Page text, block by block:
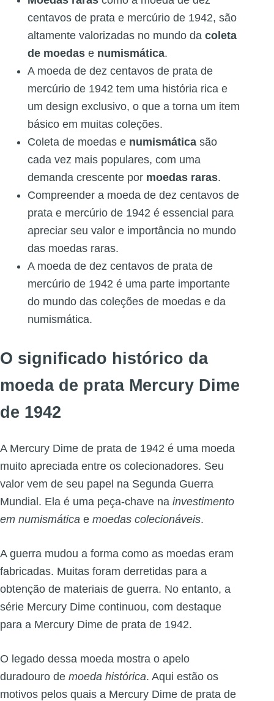
centavos de prata e mercúrio de 1942, são
altamente valorizadas no mundo da coleta
de moedas e numismática.
A moeda de dez centavos de prata de
mercúrio de 1942 tem uma história rica e
um design exclusivo, o que a torna um item
básico em muitas coleções.
Coleta de moedas e numismática são
cada vez mais populares, com uma
demanda crescente por moedas raras.
Compreender a moeda de dez centavos de
prata e mercúrio de 1942 é essencial para
apreciar seu valor e importância no mundo
das moedas raras.
A moeda de dez centavos de prata de
mercúrio de 1942 é uma parte importante
do mundo das coleções de moedas e da
numismática.
O significado histórico da
moeda de prata Mercury Dime
de 1942
A Mercury Dime de prata de 1942 é uma moeda
muito apreciada entre os colecionadores. Seu
valor vem de seu papel na Segunda Guerra
Mundial. Ela é uma peça-chave na investimento
em numismática e moedas colecionáveis.
A guerra mudou a forma como as moedas eram
fabricadas. Muitas foram derretidas para a
obtenção de materiais de guerra. No entanto, a
série Mercury Dime continuou, com destaque
para a Mercury Dime de prata de 1942.
O legado dessa moeda mostra o apelo
duradouro de moeda histórica. Aqui estão os
motivos pelos quais a Mercury Dime de prata de